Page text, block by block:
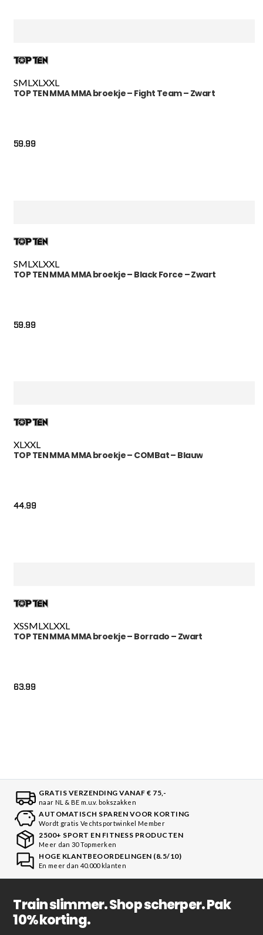
SMLXLXXL
TOP TEN MMA MMA broekje – Fight Team – Zwart
59.99
SML XL XXL
TOP TEN MMA MMA broekje – Black Force – Zwart
59.99
XLXXL
TOP TEN MMA MMA broekje – COMBat – Blauw
44.99
XSSML XL XXL
TOP TEN MMA MMA broekje – Borrado – Zwart
63.99
GRATIS VERZENDING VANAF € 75,-
naar NL & BE m.u.v. bokszakken
AUTOMATISCH SPAREN VOOR KORTING
Wordt gratis Vechtsportwinkel Member
2500+ SPORT EN FITNESS PRODUCTEN
Meer dan 30 Topmerken
HOGE KLANTBEOORDELINGEN (8.5/10)
En meer dan 40.000 klanten
Train slimmer. Shop scherper. Pak
10% korting.